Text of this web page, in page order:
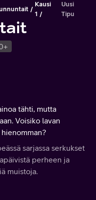
Kausi
1
Uusi
Tipu
tähti, mutta
Voisiko lavan
sarjassa serkukset
perheen ja
muistoja.